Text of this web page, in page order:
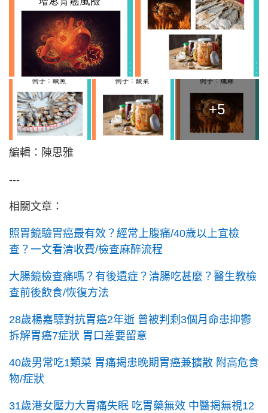
+5
編輯：陳思雅
---
相關文章：
照胃鏡驗胃癌最有效？經常上腹痛/40歲以上宜檢
查？一文看清收費/檢查麻醉流程
大腸鏡檢查痛嗎？有後遺症？清腸吃甚麼？醫生教檢
查前後飲食/恢復方法
28歲楊嘉驃對抗胃癌2年逝 曾被判剩3個月命患抑鬱
拆解胃癌7症狀 胃口差要留意
40歲男常吃1類菜 胃痛揭患晚期胃癌兼擴散 附高危食
物/症狀
31歲港女壓力大胃痛失眠 吃胃藥無效 中醫揭無視12